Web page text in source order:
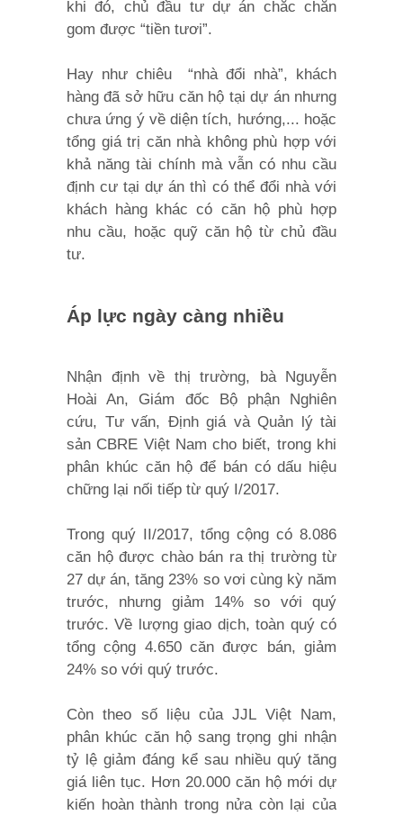
khi đó, chủ đầu tư dự án chắc chắn
gom được “tiền tươi”.
Hay như chiêu “nhà đổi nhà”, khách
hàng đã sở hữu căn hộ tại dự án nhưng
chưa ứng ý về diện tích, hướng,... hoặc
tổng giá trị căn nhà không phù hợp với
khả năng tài chính mà vẫn có nhu cầu
định cư tại dự án thì có thể đổi nhà với
khách hàng khác có căn hộ phù hợp
nhu cầu, hoặc quỹ căn hộ từ chủ đầu
tư.
Áp lực ngày càng nhiều
Nhận định về thị trường, bà Nguyễn
Hoài An, Giám đốc Bộ phận Nghiên
cứu, Tư vấn, Định giá và Quản lý tài
sản CBRE Việt Nam cho biết, trong khi
phân khúc căn hộ để bán có dấu hiệu
chững lại nối tiếp từ quý I/2017.
Trong quý II/2017, tổng cộng có 8.086
căn hộ được chào bán ra thị trường từ
27 dự án, tăng 23% so vơi cùng kỳ năm
trước, nhưng giảm 14% so với quý
trước. Về lượng giao dịch, toàn quý có
tổng cộng 4.650 căn được bán, giảm
24% so với quý trước.
Còn theo số liệu của JJL Việt Nam,
phân khúc căn hộ sang trọng ghi nhận
tỷ lệ giảm đáng kể sau nhiều quý tăng
giá liên tục. Hơn 20.000 căn hộ mới dự
kiến hoàn thành trong nửa còn lại của